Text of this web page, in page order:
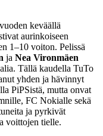
keväällä
aurinkoiseen
1–10 voiton. Pelissä
ja Nea Vironmäen
Tällä kaudella TuTo
yhden ja hävinnyt
PiPSistä, mutta onvat
FC Nokialle sekä
ja pyrkivät
voittojen tielle.